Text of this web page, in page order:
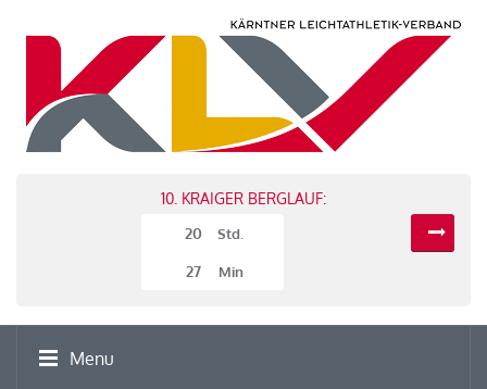
10. KRAIGER BERGLAUF:
20
Std.
27 Min
Menu